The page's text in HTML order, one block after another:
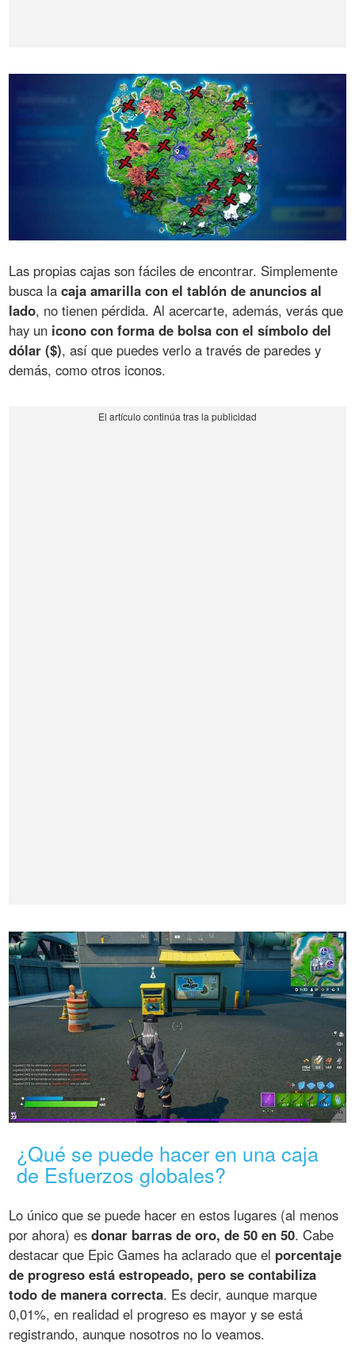
Las propias cajas son fáciles de encontrar. Simplemente
busca lacaja amarilla con el tablón de anuncios al
lado, no tienen pérdida. Al acercarte, además, verás que
hay un icono con forma de bolsa con el símbolo del
dólar ($), así que puedes verlo a través de paredes y
demás, como otros iconos.
¿Qué se puede hacer en una caja
de Esfuerzos globales?
Lo único que se puede hacer en estos lugares (al menos
por ahora) esdonar barras de oro, de 50 en 50. Cabe
destacar que Epic Games ha aclarado que el porcentaje
de progreso está estropeado, pero se contabiliza
todo de manera correcta. Es decir, aunque marque
0,01%, en realidad el progreso es mayor y se está
registrando, aunque nosotros no lo veamos.